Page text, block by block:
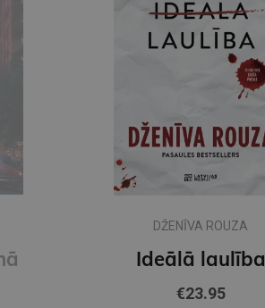
DŽENĪVA ROUZA
Ideālā laulība
€23.95